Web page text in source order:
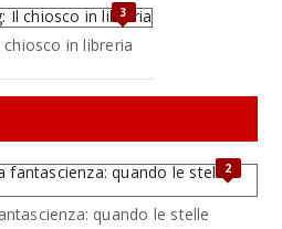
3
in libreria
2
quando le stelle